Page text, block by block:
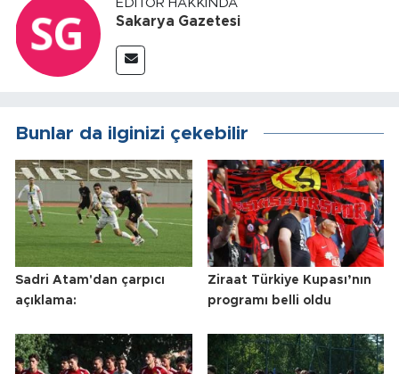
EDITÖR HAKKINDA
Sakarya Gazetesi
Bunlar da ilginizi çekebilir
Sadri Atam'dan çarpıcı
açıklama:
Ziraat Türkiye Kupası’nın
programı belli oldu